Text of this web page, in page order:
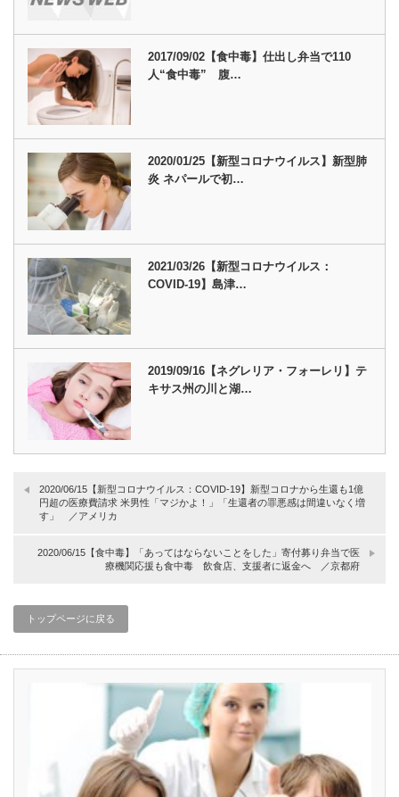
2017/09/02【食中毒】仕出し弁当で110
人“食中毒” 腹…
2020/01/25【新型コロナウイルス】新型肺
炎 ネパールで初…
2021/03/26【新型コロナウイルス：
COVID-19】島津…
2019/09/16【ネグレリア・フォーレリ】テ
キサス州の川と湖…
2020/06/15【新型コロナウイルス：COVID-19】新型コロナから生還も1億
円超の医療費請求 米男性「マジかよ！」「生還者の罪悪感は間違いなく増
す」 ／アメリカ
2020/06/15【食中毒】「あってはならないことをした」寄付募り弁当で医
療機関応援も食中毒 飲食店、支援者に返金へ ／京都府
トップページに戻る